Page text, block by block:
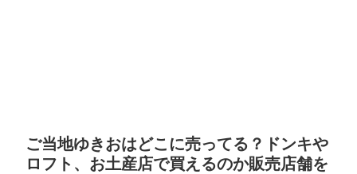
ご当地ゆきおはどこに売ってる？ドンキや
ロフト、お土産店で買えるのか販売店舗を